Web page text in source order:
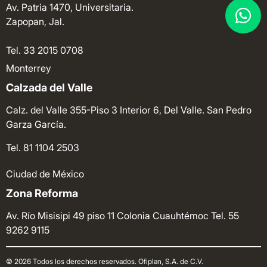
Av. Patria 1470, Universitaria.
Zapopan, Jal.
Tel. 33 2015 0708
Monterrey
Calzada del Valle
Calz. del Valle 355-Piso 3 Interior 6, Del Valle. San Pedro
Garza García.
Tel. 81 1104 2503
Ciudad de México
Zona Reforma
Av. Río Misisipi 49 piso 11 Colonia Cuauhtémoc Tel. 55
9262 9115
© 2026 Todos los derechos reservados. Ofiplan, S.A. de C.V.